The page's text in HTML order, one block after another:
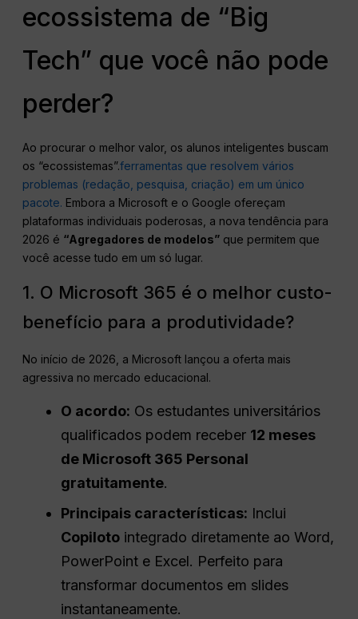
ecossistema de “Big
Tech” que você não pode
perder?
Ao procurar o melhor valor, os alunos inteligentes buscam
os “ecossistemas”.ferramentas que resolvem vários
problemas (redação, pesquisa, criação) em um único
pacote. Embora a Microsoft e o Google ofereçam
plataformas individuais poderosas, a nova tendência para
2026 é “Agregadores de modelos” que permitem que
você acesse tudo em um só lugar.
1. O Microsoft 365 é o melhor custo-
benefício para a produtividade?
No início de 2026, a Microsoft lançou a oferta mais
agressiva no mercado educacional.
O acordo: Os estudantes universitários
qualificados podem receber 12 meses
de Microsoft 365 Personal
gratuitamente.
Principais características: Inclui
Copiloto integrado diretamente ao Word,
PowerPoint e Excel. Perfeito para
transformar documentos em slides
instantaneamente.